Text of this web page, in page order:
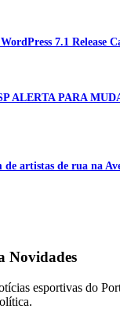
7.1 Release
ALERTA PARA
artistas de rua na
Novidades
esportivas do